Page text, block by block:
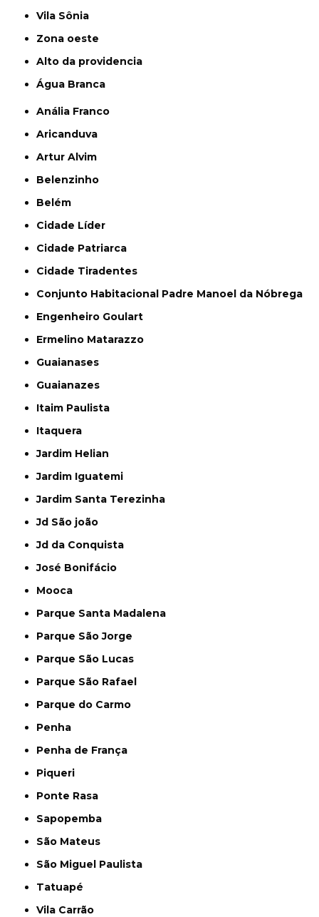
Vila Sônia
Zona oeste
alto da providencia
Água Branca
Anália Franco
Aricanduva
Artur Alvim
Belenzinho
Belém
Cidade Líder
Cidade Patriarca
Cidade Tiradentes
Conjunto Habitacional Padre Manoel da Nóbrega
Engenheiro Goulart
Ermelino Matarazzo
Guaianases
Guaianazes
Itaim Paulista
Itaquera
Jardim Helian
Jardim Iguatemi
Jardim Santa Terezinha
Jd São joão
Jd da Conquista
José Bonifácio
Mooca
Parque Santa Madalena
Parque São Jorge
Parque São Lucas
Parque São Rafael
Parque do Carmo
Penha
Penha de França
Piqueri
Ponte Rasa
Sapopemba
São Mateus
São Miguel Paulista
Tatuapé
Vila Carrão